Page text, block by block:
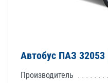
Автобус ПАЗ
Производитель